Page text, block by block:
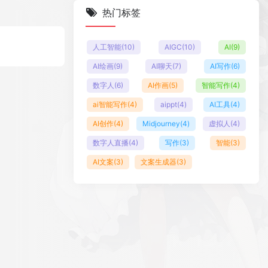
热门标签
人工智能(10) AIGC(10) AI(9)
AI绘画(9) AI聊天(7) AI写作(6)
数字人 (6) AI作画(5) 智能写作(4)
ai智能写作(4) aippt(4) AI工具(4)
AI创作(4) Midjourney(4) 虚拟人 (4)
数字人直播(4) 写作(3) 智能(3)
AI文案(3) 文案生成器(3)